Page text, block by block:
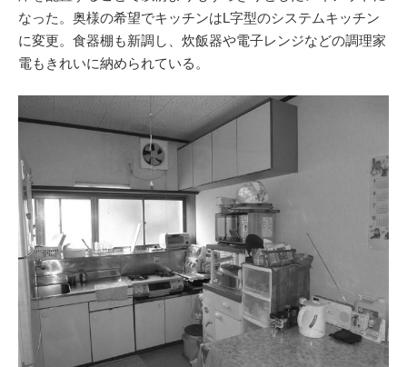
なった。奥様の希望でキッチンはL字型のシステムキッチン
に変更。食器棚も新調し、炊飯器や電子レンジなどの調理家
電もきれいに納められている。